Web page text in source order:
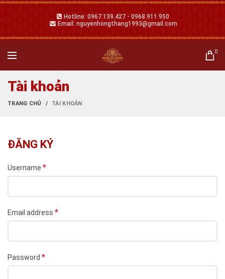
Hotline: 0967.139.427 - 0968.911.950
Email: nguyenhongthang1993@gmail.com
0
Tài khoản
TRANG CHỦ TÀI KHOẢN
ĐĂNG KÝ
Username *
Email address *
Password *